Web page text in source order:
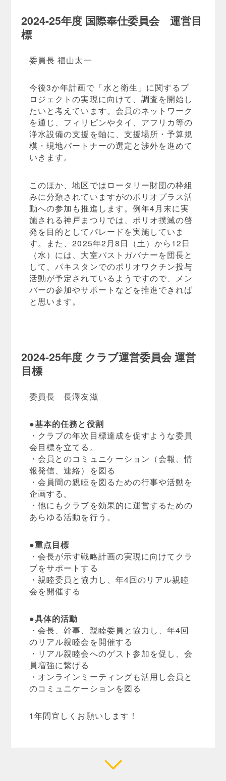
2024-25年度 国際奉仕委員会 運営目
標
委員長 福山太一
今後3か年計画で「水と衛生」に関するプ
ロジェクトの実現に向けて、調査を開始し
たいと考えています。会員のネットワーク
を通じ、フィリピンやタイ、アフリカ等の
浄水設備の支援を軸に、支援場所・予算規
模・現地パートナーの選定と渉外を進めて
いきます。
このほか、地区ではロータリー財団の枠組
みに分類されていますがのポリオプラス活
動への参加も推進します。例年4月末に実
施される神戸まつりでは、ポリオ撲滅の啓
発を目的としてパレードを実施していま
す。また、2025年2月8日（土）から12日
（水）には、大室パストガバナーを団長と
して、パキスタンでのポリオワクチン投与
活動が予定されているようですので、メン
バーの参加やサポートなどを推進できれば
と思います。
2024-25年度 クラブ運営委員会 運営
目標
委員長 長澤友滋
●基本的任務と役割
・クラブの年次目標達成を促すような委員
会目標を立てる。
・会員とのコミュニケーション（会報、情
報発信、連絡）を図る
・会員間の親睦を図るための行事や活動を
企画する。
・他にもクラブを効果的に運営するための
あらゆる活動を行う。
●重点目標
・会長が示す戦略計画の実現に向けてクラ
ブをサポートする
・親睦委員と協力し、年4回のリアル親睦
会を開催する
●具体的活動
・会長、幹事、親睦委員と協力し、年4回
のリアル親睦会を開催する
・リアル親睦会へのゲスト参加を促し、会
員増強に繋げる
・オンラインミーティングも活用し会員と
のコミュニケーションを図る
1年間宜しくお願いします！